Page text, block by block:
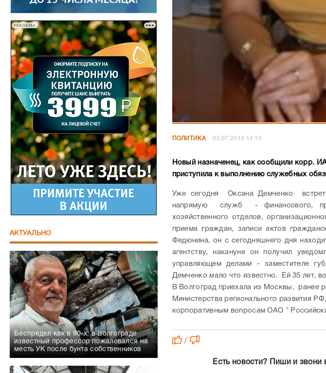
РЕКЛАМА
АКТУАЛЬНО
Беспредел как в 90-х: в Волгограде
известный профессор пожаловался на
месть УК после бунта собственников
ПОЛИТИКА 05.07.2010 14:10
Новый назначенец, как сообщили корр.
приступила к выполнению служебных
Уже сегодня Оксана Демченко
напрямую служб - финансового,
хозяйственного отделов,
приема граждан, записи актов
Федюнина, он с сегодняшнего дня
агентству, накануне он получил
управляющем делами - заместителе
Демченко мало что известно. Ей 35 лет,
В Волгоград приехала из Москвы, ранее
Министерства регионального развития
корпоративным вопросам ОАО "
/
Есть новости? Пиши и звони